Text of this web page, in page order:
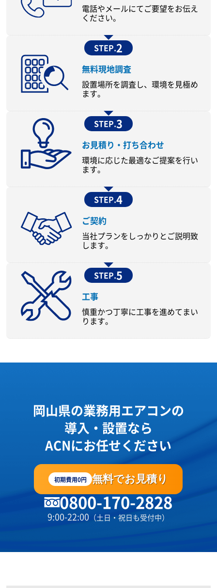
電話やメールにてご要望をお伝え
ください。
STEP.2
無料現地調査
設置場所を調査し、環境を見極め
ます。
STEP.3
お見積り・打ち合わせ
環境に応じた最適なご提案を行い
ます。
STEP.4
ご契約
当社プランをしっかりとご説明致
します。
STEP.5
工事
慎重かつ丁寧に工事を進めてまい
ります。
岡山県の業務用エアコンの
導入・設置なら
ACNにお任せください
初期費用0円 無料でお見積り
0800-170-2828
9:00-22:00 （土日・祝日も受付中）